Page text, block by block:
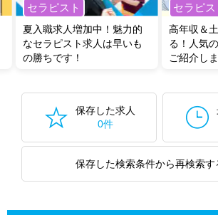
セラピスト
夏入職求人増加中！魅力的
なセラピスト求人は早いも
の勝ちです！
セラピス
高年収＆
る！人気
ご紹介し
保存した求人
0件
保存した検索条件から再検索す